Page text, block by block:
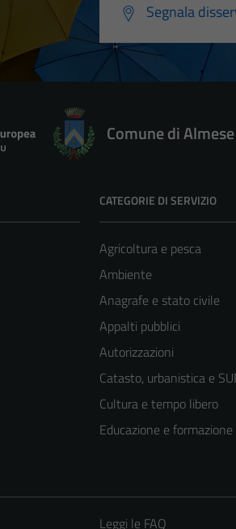
Segnala
Comune di Almese
CATEGORIE DI SERVIZIO
Agricoltura e pesca
Ambiente
Anagrafe e stato civile
Appalti pubblici
Autorizzazioni
Catasto, urbanistica e
Cultura e tempo libero
Educazione e formazione
Leggi le FAQ